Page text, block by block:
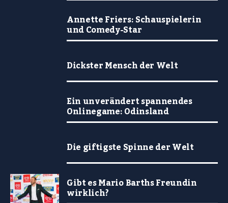
Annette Friers: Schauspielerin
und Comedy-Star
Dickster Mensch der Welt
Ein unverändert spannendes
Onlinegame: Odinsland
Die giftigste Spinne der Welt
Gibt es Mario Barths Freundin
wirklich?